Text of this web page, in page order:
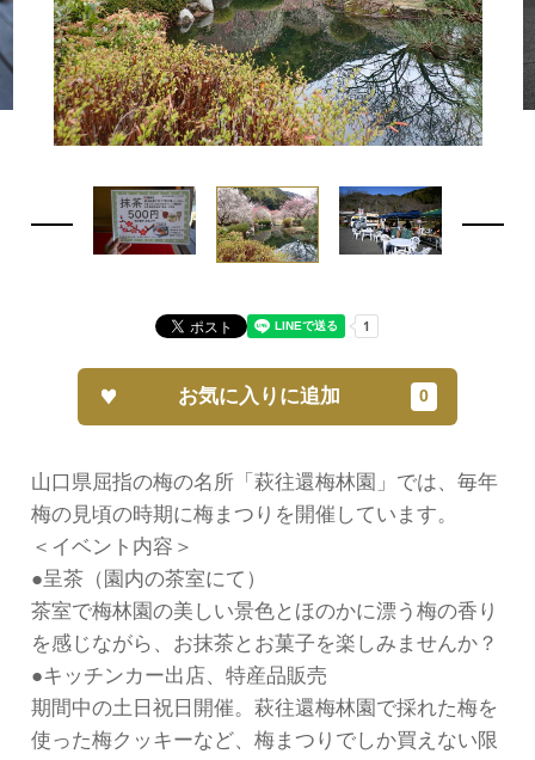
山口県屈指の梅の名所「萩往還梅林園」では、毎年
梅の見頃の時期に梅まつりを開催しています。
＜イベント内容＞
●呈茶（園内の茶室にて）
茶室で梅林園の美しい景色とほのかに漂う梅の香り
を感じながら、お抹茶とお菓子を楽しみませんか？
●キッチンカー出店、特産品販売
期間中の土日祝日開催。萩往還梅林園で採れた梅を
使った梅クッキーなど、梅まつりでしか買えない限
お気に入りに追加